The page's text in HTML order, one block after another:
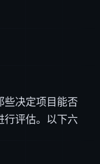
些决定项目能否
行评估。以下六